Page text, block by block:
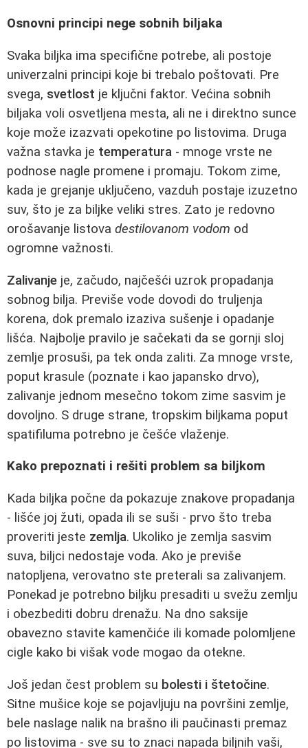
Osnovni principi nege sobnih biljaka
Svaka biljka ima specifične potrebe, ali postoje
univerzalni principi koje bi trebalo poštovati. Pre
svega, svetlost je ključni faktor. Većina sobnih
biljaka voli osvetljena mesta, ali ne i direktno sunce
koje može izazvati opekotine po listovima. Druga
važna stavka je temperatura - mnoge vrste ne
podnose nagle promene i promaju. Tokom zime,
kada je grejanje uključeno, vazduh postaje izuzetno
suv, što je za biljke veliki stres. Zato je redovno
orošavanje listova destilovanom vodom od
ogromne važnosti.
Zalivanje je, začudo, najčešći uzrok propadanja
sobnog bilja. Previše vode dovodi do truljenja
korena, dok premalo izaziva sušenje i opadanje
lišća. Najbolje pravilo je sačekati da se gornji sloj
zemlje prosuši, pa tek onda zaliti. Za mnoge vrste,
poput krasule (poznate i kao japansko drvo),
zalivanje jednom mesečno tokom zime sasvim je
dovoljno. S druge strane, tropskim biljkama poput
spatifiluma potrebno je češće vlaženje.
Kako prepoznati i rešiti problem sa biljkom
Kada biljka počne da pokazuje znakove propadanja
- lišće joj žuti, opada ili se suši - prvo što treba
proveriti jeste zemlja. Ukoliko je zemlja sasvim
suva, biljci nedostaje voda. Ako je previše
natopljena, verovatno ste preterali sa zalivanjem.
Ponekad je potrebno biljku presaditi u svežu zemlju
i obezbediti dobru drenažu. Na dno saksije
obavezno stavite kamenčiće ili komade polomljene
cigle kako bi višak vode mogao da otekne.
Još jedan čest problem su bolesti i štetočine.
Sitne mušice koje se pojavljuju na površini zemlje,
bele naslage nalik na brašno ili paučinasti premaz
po listovima - sve su to znaci napada biljnih vaši,